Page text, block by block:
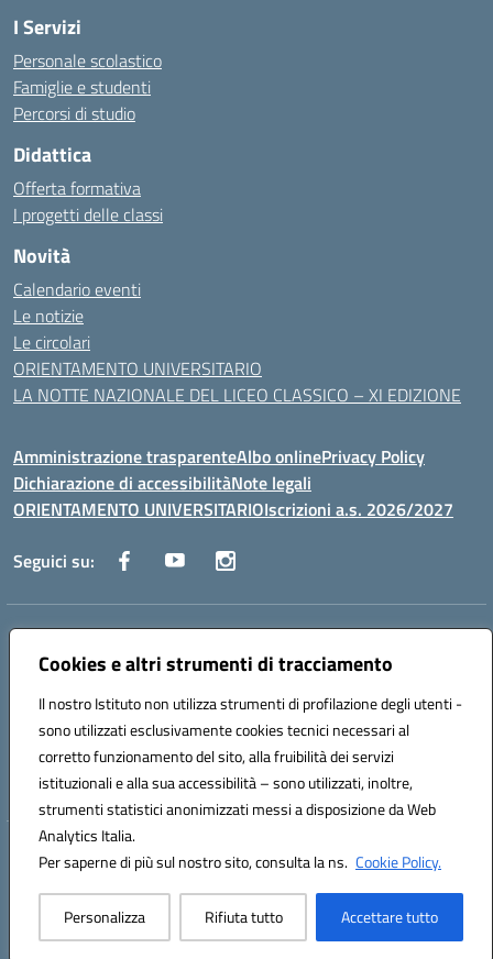
Cookies e altri strumenti di tracciamento
Il nostro Istituto non utilizza strumenti di profilazione degli utenti -
sono utilizzati esclusivamente cookies tecnici necessari al
corretto funzionamento del sito, alla fruibilità dei servizi
istituzionali e alla sua accessibilità – sono utilizzati, inoltre,
strumenti statistici anonimizzati messi a disposizione da Web
Analytics Italia.
Per saperne di più sul nostro sito, consulta la ns. Cookie Policy.
Personalizza Rifiuta tutto Accettare tutto
I Servizi
Personale scolastico
Famiglie e studenti
Percorsi di studio
Didattica
Offerta formativa
I progetti delle classi
Novità
Calendario eventi
Le notizie
Le circolari
ORIENTAMENTO UNIVERSITARIO
LA NOTTE NAZIONALE DEL LICEO CLASSICO – XI EDIZIONE
Amministrazione trasparenteAlbo onlinePrivacy Policy
Dichiarazione di accessibilitàNote legali
ORIENTAMENTO UNIVERSITARIOIscrizioni a.s. 2026/2027
Seguici su:
Indirizzo:
Centralino:0882 331218 Email:fgps210002@istruzione.it
Codice fiscale: 93071630714
Codice meccanografico:
FGPS210002
Codice unico di fatturazione (CUF): UF7W9K
Hosting & Powered by 3D Solution S.r.l.
Concept & Design by Designers Italia